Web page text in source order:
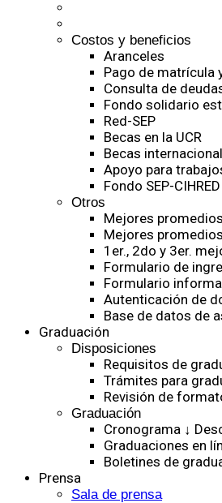
Costos y beneficios
Aranceles
Pago de matrícula
Consulta de
Fondo solidario
Red-SEP
Becas en la UCR
Becas
Apoyo para
Fondo SEP-
Otros
Mejores
Mejores
1er., 2do y 3er.
Formulario de
Formulario
Autenticación de
Base de datos de
Graduación
Disposiciones
Requisitos de
Trámites para
Revisión de
Graduación
Cronograma ↓
Graduaciones en
Boletines de
Prensa
Sala de prensa